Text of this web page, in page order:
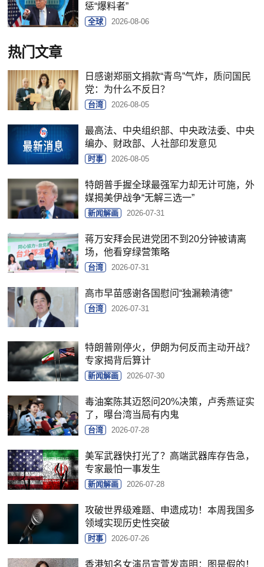
惩“爆料者”
全球 2026-08-06
热门文章
日感谢郑丽文捐款“青鸟”气炸，质问国民
党：为什么不反日？
台湾 2026-08-05
最高法、中央组织部、中央政法委、中央
编办、财政部、人社部印发意见
时事 2026-08-05
特朗普手握全球最强军力却无计可施，外
媒揭美伊战争“无解三选一”
新闻解画 2026-07-31
蒋万安拜会民进党团不到20分钟被请离
场，他看穿绿营策略
台湾 2026-07-31
高市早苗感谢各国慰问“独漏赖清德”
台湾 2026-07-31
特朗普刚停火，伊朗为何反而主动开战？
专家揭背后算计
新闻解画 2026-07-30
毒油案陈其迈怒问20%决策，卢秀燕证实
了，曝台湾当局有内鬼
台湾 2026-07-28
美军武器快打光了？高端武器库存告急，
专家最怕一事发生
新闻解画 2026-07-28
攻破世界级难题、申遗成功！本周我国多
领域实现历史性突破
时事 2026-07-26
香港知名女演员宣萱发声明：图是假的！